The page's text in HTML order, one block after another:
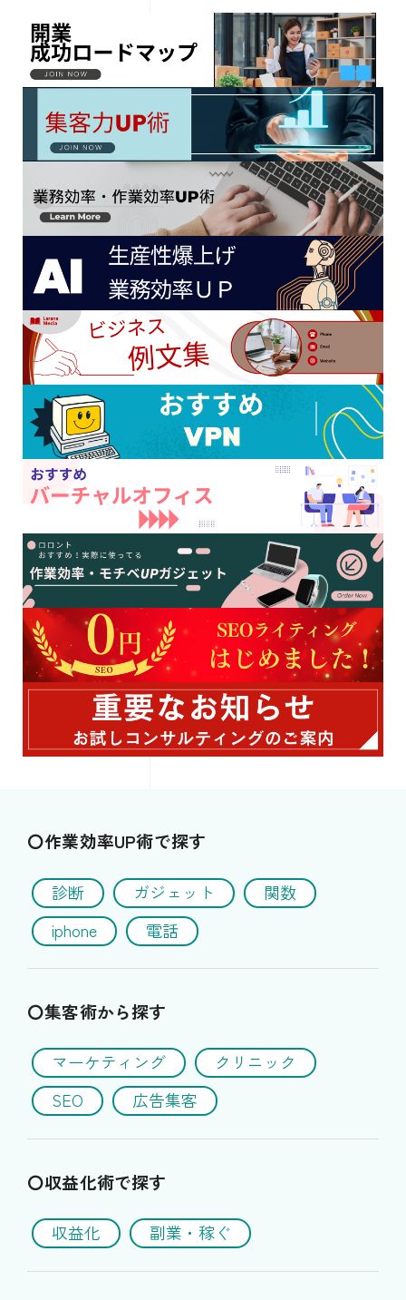
〇作業効率UP術で探す
診断 ガジェット
関数
iphone
電話
〇集客術から探す
マーケティング
クリニック
SEO
広告集客
〇収益化術で探す
収益化 副業・稼ぐ